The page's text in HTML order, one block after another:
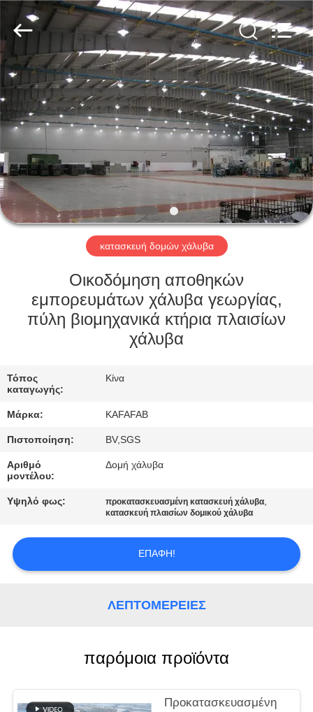
ΑΡΧΙΚΉ
ΠΡΟΪΌΝΤΑ
ΒΊΝΤΕΟ
ΕΚΠΟΜΠΉ
VR
ΣΧΕΤΙΚΆ
ΕΜΆΣ
ΣΤΟ
ΕΡΓΟΣΤΆΣΙΟ
ΈΛΕΓΧΟΣ
ΠΟΙΌΤΗΤΑΣ
ΕΠΙΚΟΙΝΩΝΉΣΤΕ
ΜΑΖΊ
ΜΑΣ
ΥΠΟΘΈΣΕΙΣ
SITEMAP
Fabrication
Ltd..
All
Rights
Reserved.
κατασκευή δομών χάλυβα
Οικοδόμηση αποθηκών
εμπορευμάτων χάλυβα γεωργίας,
πύλη βιομηχανικά κτήρια πλαισίων
χάλυβα
Τόπος
καταγωγής:
Κίνα
Μάρκα: KAFAFAB
Πιστοποίηση: BV,SGS
Αριθμό
μοντέλου:
Δομή χάλυβα
Υψηλό φως: προκατασκευασμένη κατασκευή χάλυβα,
κατασκευή πλαισίων δομικού χάλυβα
ΕΠΑΦΉ!
ΛΕΠΤΟΜΈΡΕΙΕΣ
παρόμοια προϊόντα
Προκατασκευασμένη